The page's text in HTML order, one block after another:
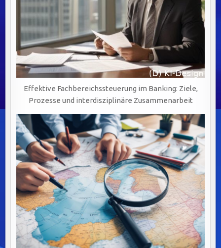
Effektive Fachbereichssteuerung im Banking: Ziele,
Prozesse und interdisziplinäre Zusammenarbeit